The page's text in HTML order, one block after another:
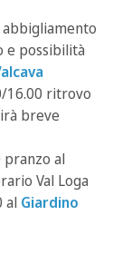
e possibilità
16.00 ritrovo
breve
pranzo al
Val Loga
al Giardino